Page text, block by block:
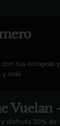
con tus compras y
y más
Vuelan
disfruta 20%